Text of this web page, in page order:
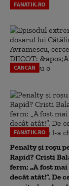
FANATIK.RO
CANCAN
FANATIK.RO
Penalty și roșu
Rapid? Cristi
ferm: „A fost
decât atât!”. De